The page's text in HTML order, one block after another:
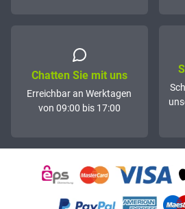
Chatten Sie mit uns
Erreichbar an Werktagen
von 09:00 bis 17:00